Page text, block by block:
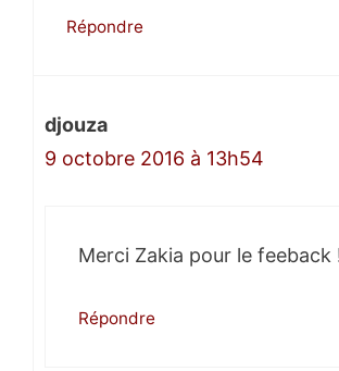
Répondre
djouza
9 octobre 2016 à 13h54
Merci Zakia pour le feeback
Répondre